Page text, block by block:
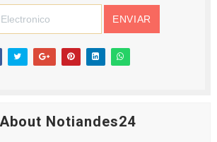
About Notiandes24